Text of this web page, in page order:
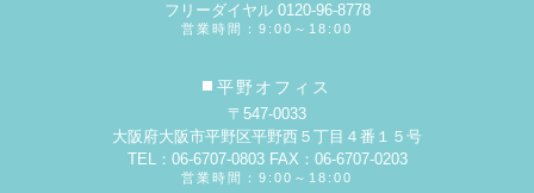
フリーダイヤル 0120-96-8778
営業時間：9:00～18:00
平野オフィス
〒547-0033
大阪府大阪市平野区平野西５丁目４番１５号
TEL：06-6707-0803 FAX：06-6707-0203
営業時間：9:00～18:00